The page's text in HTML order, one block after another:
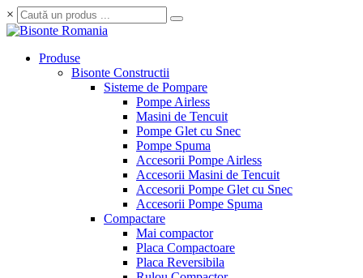
×
Produse
Bisonte Constructii
Sisteme de Pompare
Pompe Airless
Masini de Tencuit
Pompe Glet cu Snec
Pompe Spuma
Accesorii Pompe Airless
Accesorii Masini de Tencuit
Accesorii Pompe Glet cu Snec
Accesorii Pompe Spuma
Compactare
Mai compactor
Placa Compactoare
Placa Reversibila